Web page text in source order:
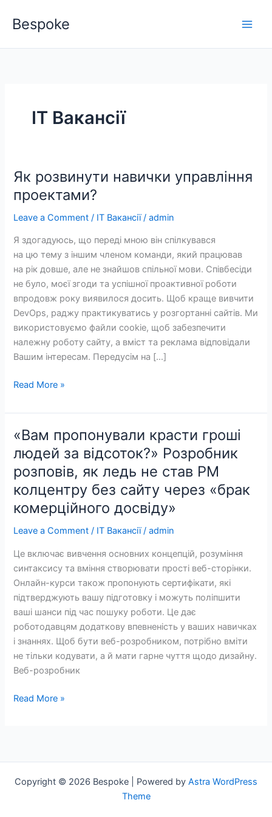
Bespoke
IT Вакансії
Як розвинути навички управління
проектами?
Leave a Comment / IT Вакансії/admin
Я здогадуюсь, що переді мною він спілкувався
на цю тему з іншим членом команди, який працював
на рік довше, але не знайшов спільної мови. Співбесіди
не було, моєї згоди та успішної проактивної роботи
впродовж року виявилося досить. Щоб краще вивчити
DevOps, раджу практикуватись у розгортанні сайтів. Ми
використовуємо файли cookie, щоб забезпечити
належну роботу сайту, а вміст та реклама відповідали
Вашим інтересам. Передусім на […]
Як
навички
управління
Read More »
«Вам пропонували красти гроші
людей за відсоток?» Розробник
розповів, як ледь не став PM
колцентру без сайту через «брак
комерційного досвіду»
Leave a Comment / IT Вакансії/admin
Це включає вивчення основних концепцій, розуміння
синтаксису та вміння створювати прості веб-сторінки.
Онлайн-курси також пропонують сертифікати, які
підтверджують вашу підготовку і можуть поліпшити
ваші шанси під час пошуку роботи. Це дає
роботодавцям додаткову впевненість у ваших навичках
і знаннях. Щоб бути веб-розробником, потрібно вміти
не тільки кодувати, а й мати гарне чуття щодо дизайну.
Веб-розробник
«Вам
пропонували
красти
гроші
людей
за
Розробник
розповів,
як
ледь
не
став
PM
колцентру
без
сайту
«брак
Read More »
Copyright © 2026 Bespoke | Powered by Astra WordPress
Theme